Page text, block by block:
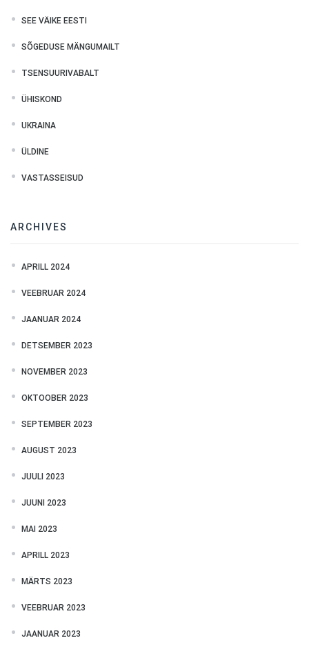
SEE VÄIKE EESTI
SÕGEDUSE MÄNGUMAILT
TSENSUURIVABALT
ÜHISKOND
UKRAINA
ÜLDINE
VASTASSEISUD
ARCHIVES
APRILL 2024
VEEBRUAR 2024
JAANUAR 2024
DETSEMBER 2023
NOVEMBER 2023
OKTOOBER 2023
SEPTEMBER 2023
AUGUST 2023
JUULI 2023
JUUNI 2023
MAI 2023
APRILL 2023
MÄRTS 2023
VEEBRUAR 2023
JAANUAR 2023